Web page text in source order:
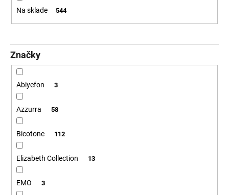
u
k
o
Na sklade 544
Značky
Abiyefon 3
Azzurra 58
Bicotone 112
Elizabeth Collection 13
EMO 3
m